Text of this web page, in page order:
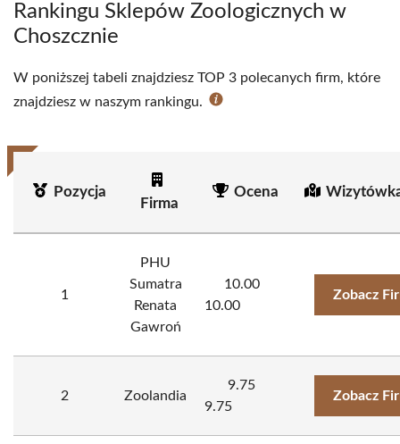
Rankingu Sklepów Zoologicznych w
Choszcznie
W poniższej tabeli znajdziesz TOP 3 polecanych firm, które
znajdziesz w naszym rankingu.
Pozycja
Firma
Ocena
1
PHU
Sumatra
Renata
Gawroń
10.00
10.00
Zobacz
2 Zoolandia
9.75
9.75
Zobacz